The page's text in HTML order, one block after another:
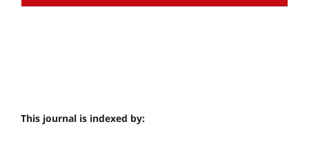
This journal is indexed by: